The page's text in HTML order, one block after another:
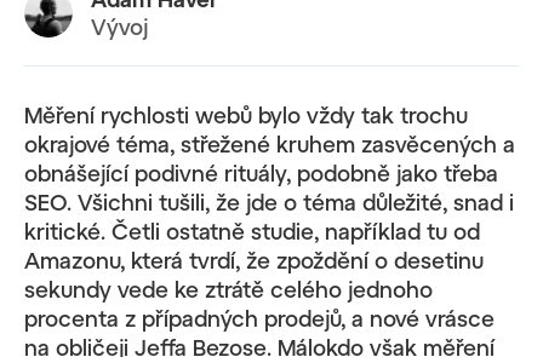
Vývoj
Měření rychlosti webů bylo vždy tak trochu
okrajové téma, střežené kruhem zasvěcených a
obnášející podivné rituály, podobně jako třeba
SEO. Všichni tušili, že jde o téma důležité, snad i
kritické. Četli ostatně studie, například tu od
Amazonu, která tvrdí, že zpoždění o desetinu
sekundy vede ke ztrátě celého jednoho
procenta z případných prodejů, a nové vrásce
na obličeji Jeffa Bezose. Málokdo však měření